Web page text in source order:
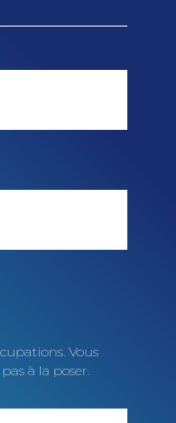
Vous
à la poser.